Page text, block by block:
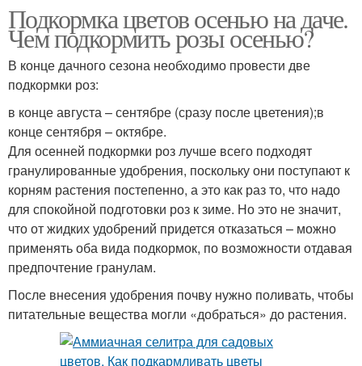
Подкормка цветов осенью на даче.
Чем подкормить розы осенью?
В конце дачного сезона необходимо провести две
подкормки роз:
в конце августа – сентябре (сразу после цветения);в
конце сентября – октябре.
Для осенней подкормки роз лучше всего подходят
гранулированные удобрения, поскольку они поступают к
корням растения постепенно, а это как раз то, что надо
для спокойной подготовки роз к зиме. Но это не значит,
что от жидких удобрений придется отказаться – можно
применять оба вида подкормок, по возможности отдавая
предпочтение гранулам.
После внесения удобрения почву нужно поливать, чтобы
питательные вещества могли «добраться» до растения.